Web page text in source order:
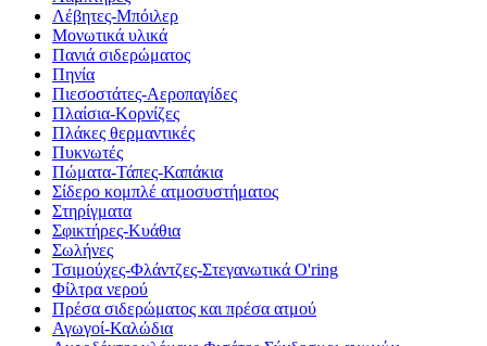
Λέβητες-Μπόιλερ
Μονωτικά υλικά
Πανιά σιδερώματος
Πηνία
Πιεσοστάτες-Αεροπαγίδες
Πλαίσια-Κορνίζες
Πλάκες θερμαντικές
Πυκνωτές
Πώματα-Τάπες-Καπάκια
Σίδερο κομπλέ ατμοσυστήματος
Στηρίγματα
Σφικτήρες-Κυάθια
Σωλήνες
Τσιμούχες-Φλάντζες-Στεγανωτικά O'ring
Φίλτρα νερού
Πρέσα σιδερώματος και πρέσα ατμού
Αγωγοί-Καλώδια